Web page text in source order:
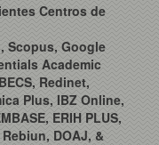
Centros de
Scopus, Google
Academic
Redinet,
Plus, IBZ Online,
ERIH PLUS,
DOAJ, &